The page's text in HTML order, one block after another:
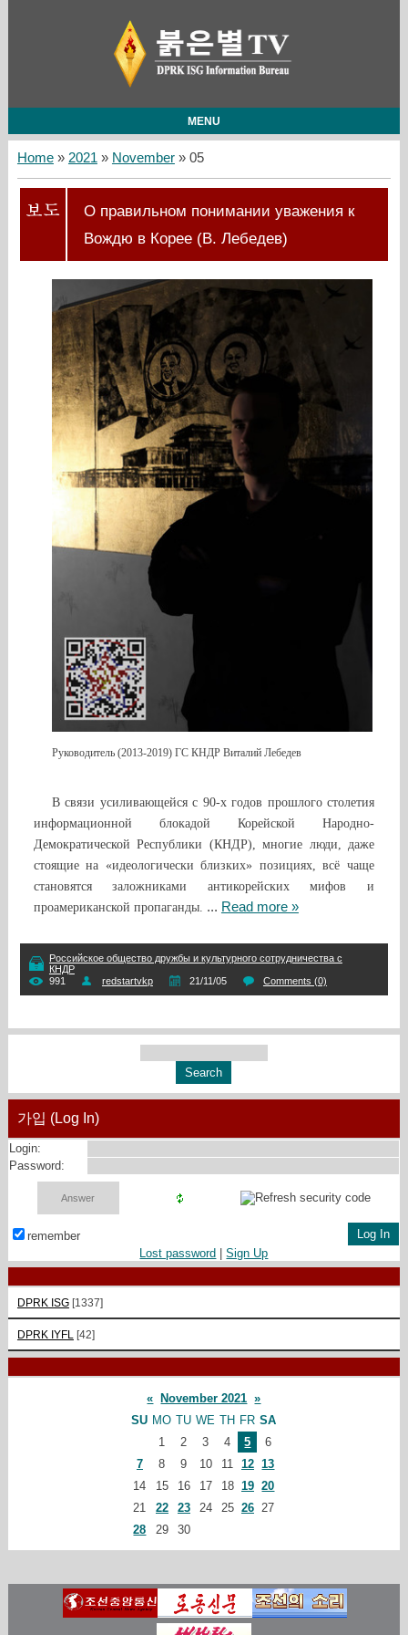
MENU
Home» 2021 » November » 05
О правильном понимании уважения к
Вождю в Корее (В. Лебедев)
Руководитель (2013-2019) ГС КНДР Виталий Лебедев
В связи усиливающейся с 90-х годов прошлого столетия
информационной блокадой Корейской Народно-
Демократической Республики (КНДР), многие люди, даже
стоящие на «идеологически близких» позициях, всё чаще
становятся заложниками антикорейских мифов и
проамериканской пропаганды. ... Read more »
Российское общество дружбы и культурного сотрудничества с
КНДР
991
redstartvkp 21/11/05 Comments (0)
가입 (Log In)
Login:
Password:
remember
Lost password |Sign Up
DPRK ISG [1337]
DPRK IYFL [42]
« November 2021 »
SU MO TU WE TH FR SA
1
2 3 4 5
6
7
8 9 10 11 12 13
14
15 16 17 18 19 20
21
22 23 24 25 26 27
28
29 30